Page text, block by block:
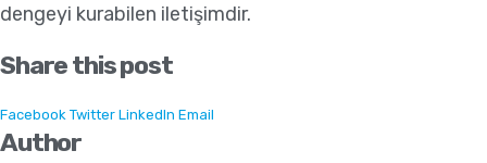
dengeyi kurabilen iletişimdir.
Share this post
Facebook Twitter LinkedIn Email
Author